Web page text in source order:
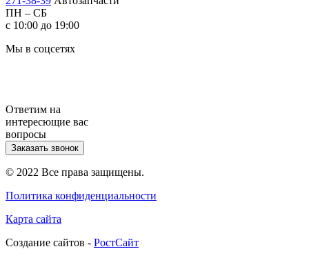
ПН – СБ
с 10:00 до 19:00
Мы в соцсетях
Ответим на
интересющие вас
вопросы
Заказать звонок
© 2022 Все права защищены.
Политика конфиденциальности
Карта сайта
Cоздание сайтов - РостСайт